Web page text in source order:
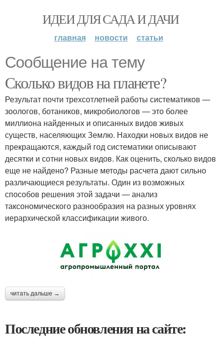
ИДЕИ ДЛЯ САДА И ДАЧИ
главная новости статьи
Сообщение на тему
Сколько видов на планете?
Результат почти трехсотлетней работы систематиков —
зоологов, ботаников, микробиологов — это более
миллиона найденных и описанных видов живых
существ, населяющих Землю. Находки новых видов не
прекращаются, каждый год систематики описывают
десятки и сотни новых видов. Как оценить, сколько видов
еще не найдено? Разные методы расчета дают сильно
различающиеся результаты. Один из возможных
способов решения этой задачи — анализ
таксономического разнообразия на разных уровнях
иерархической классификации живого.
читать дальше →
Последние обновления на сайте: